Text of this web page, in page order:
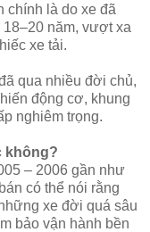
chính là do xe đã
năm, vượt xa
xe tải.
qua nhiều đời chủ,
động cơ, khung
nghiêm trọng.
không?
– 2006 gần như
có thể nói rằng
xe đời quá sâu
bảo vận hành bền